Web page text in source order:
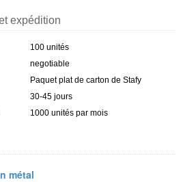
expédition
100 unités
negotiable
Paquet plat de carton de Stafy
30-45 jours
1000 unités par mois
métal